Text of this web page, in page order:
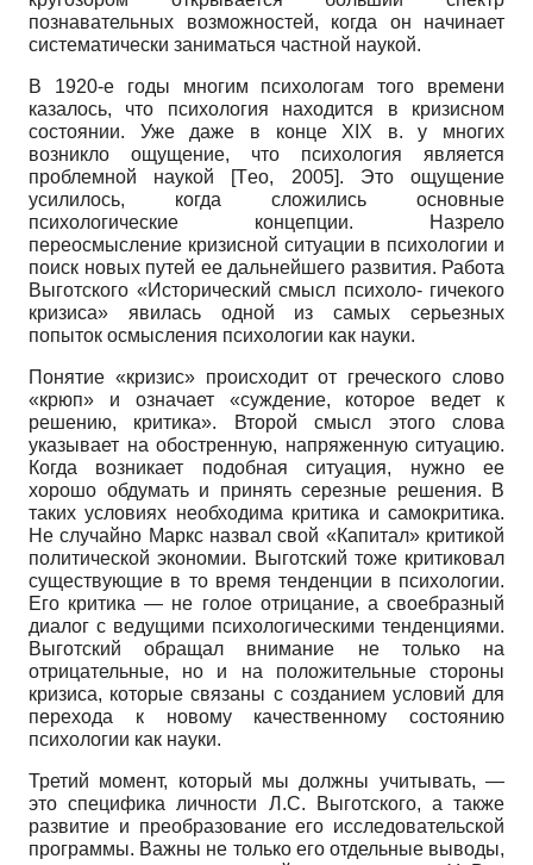
познавательных возможностей, когда он начинает
систематически заниматься частной наукой.
В 1920-е годы многим психологам того времени
казалось, что психология находится в кризисном
состоянии. Уже даже в конце XIX в. у многих
возникло ощущение, что психология является
проблемной наукой [Тeo, 2005]. Это ощущение
усилилось, когда сложились основные
психологические концепции. Назрело
переосмысление кризисной ситуации в психологии и
поиск новых путей ее дальнейшего развития. Работа
Выготского «Исторический смысл психоло- гичекого
кризиса» явилась одной из самых серьезных
попыток осмысления психологии как науки.
Понятие «кризис» происходит от греческого слово
«крюп» и означает «суждение, которое ведет к
решению, критика». Второй смысл этого слова
указывает на обостренную, напряженную ситуацию.
Когда возникает подобная ситуация, нужно ее
хорошо обдумать и принять серезные решения. В
таких условиях необходима критика и самокритика.
Не случайно Маркс назвал свой «Капитал» критикой
политической экономии. Выготский тоже критиковал
существующие в то время тенденции в психологии.
Его критика — не голое отрицание, а своебразный
диалог с ведущими психологическими тенденциями.
Выготский обращал внимание не только на
отрицательные, но и на положительные стороны
кризиса, которые связаны с созданием условий для
перехода к новому качественному состоянию
психологии как науки.
Третий момент, который мы должны учитывать, —
это специфика личности Л.С. Выготского, а также
развитие и преобразование его исследовательской
программы. Важны не только его отдельные выводы,